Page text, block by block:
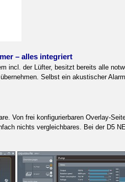
– alles integriert
incl. der Lüfter, besitzt bereits alle
Selbst ein akustischer
Von frei konfigurierbaren Overlay-
nichts vergleichbares. Bei der D5